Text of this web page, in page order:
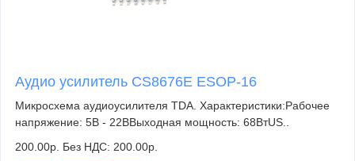
Аудио усилитель CS8676E ESOP-16
Микросхема аудиоусилителя TDA. Характеристики:Рабочее
напряжение: 5В - 22ВВыходная мощность: 68ВтUS..
200.00р. Без НДС: 200.00р.